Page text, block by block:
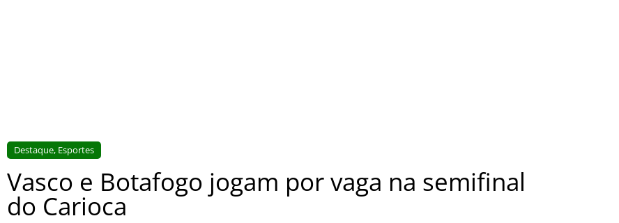
Destaque, Esportes
Vasco e Botafogo jogam por vaga na semifinal
do Carioca